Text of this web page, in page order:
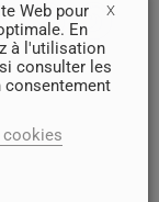
X
Web pour
En
à l'utilisation
consulter les
consentement
cookies